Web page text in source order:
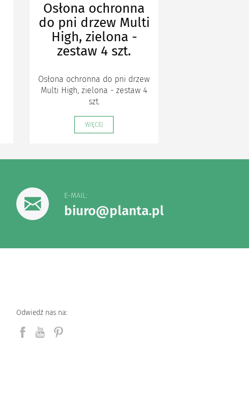
Osłona ochronna
do pni drzew Multi
High, zielona -
zestaw 4 szt.
Osłona ochronna do pni drzew
Multi High, zielona - zestaw 4
szt.
WIĘCEJ
E-MAIL:
biuro@planta.pl
Odwiedź nas na: